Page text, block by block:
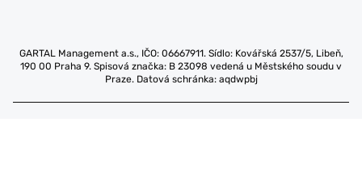
GARTAL Management a.s., IČO: 06667911. Sídlo: Kovářská 2537/5, Libeň,
190 00 Praha 9. Spisová značka: B 23098 vedená u Městského soudu v
Praze. Datová schránka: aqdwpbj